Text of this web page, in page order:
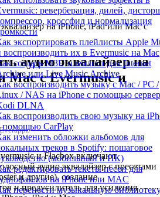
реверберация, дилей,
кроссфид и нормализация
экспортировать плейлисты Apple
воспроизводить их в Evermusic на Mac
создать M3U плейлист для Internet
или Live Music Archive
воспроизводить музыку с Mac / PC /
/ NAS на iPhone с помощью
DLNA
воспроизводить свою музыку на
помощью CarPlay
изменить обложки альбомов для
треков в Spotify: пошаговое
(мобильный и ПК)
редактировать тексты песен для
на iPhone или MAC
перенести музыкальную
на iPhone, iPad или Mac с
аудио эквалайзер на
Mac с Evermusic и
и Flacbox включают
аудио эквалайзер с пресетами
и другие), создание
и предусилитель для усиления